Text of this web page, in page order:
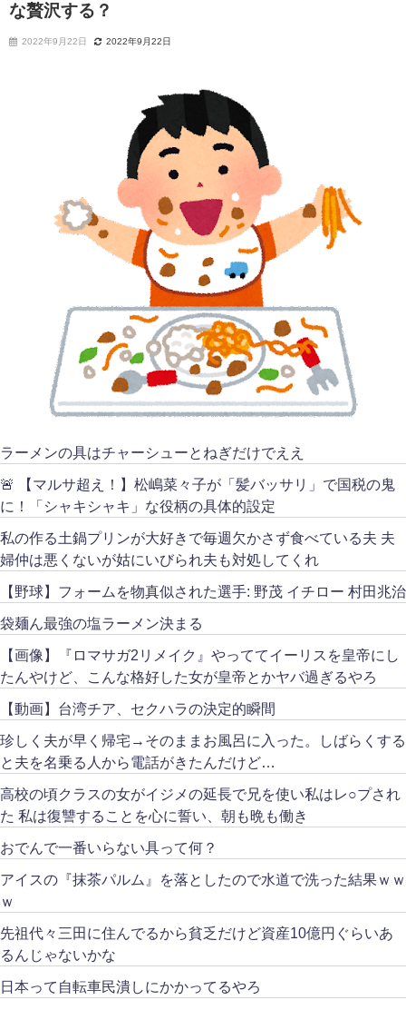
な贅沢する？
2022年9月22日 2022年9月22日
ラーメンの具はチャーシューとねぎだけでええ
🚨 【マルサ超え！】松嶋菜々子が「髪バッサリ」で国税の鬼
に！「シャキシャキ」な役柄の具体的設定
私の作る土鍋プリンが大好きで毎週欠かさず食べている夫 夫
婦仲は悪くないが姑にいびられ夫も対処してくれ
【野球】フォームを物真似された選手: 野茂 イチロー 村田兆治
袋麺ん最強の塩ラーメン決まる
【画像】『ロマサガ2リメイク』やっててイーリスを皇帝にし
たんやけど、こんな格好した女が皇帝とかヤバ過ぎるやろ
【動画】台湾チア、セクハラの決定的瞬間
珍しく夫が早く帰宅→そのままお風呂に入った。しばらくする
と夫を名乗る人から電話がきたんだけど…
高校の頃クラスの女がイジメの延長で兄を使い私はレ○プされ
た 私は復讐することを心に誓い、朝も晩も働き
おでんで一番いらない具って何？
アイスの『抹茶パルム』を落としたので水道で洗った結果ｗｗ
ｗ
先祖代々三田に住んでるから貧乏だけど資産10億円ぐらいあ
るんじゃないかな
日本って自転車民潰しにかかってるやろ